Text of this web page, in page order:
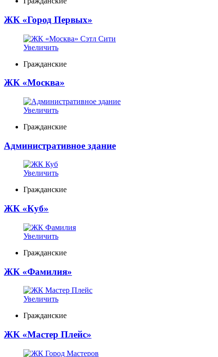
ЖК «Город Первых»
Увеличить
Гражданские
ЖК «Москва»
Увеличить
Гражданские
Административное здание
Увеличить
Гражданские
ЖК «Куб»
Увеличить
Гражданские
ЖК «Фамилия»
Увеличить
Гражданские
ЖК «Мастер Плейс»